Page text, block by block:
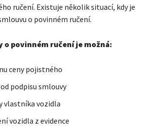
ručení. Existuje několik situací, kdy je
o povinném ručení.
o povinném ručení je možná:
ceny pojistného
podpisu smlouvy
vlastníka vozidla
vozidla z evidence